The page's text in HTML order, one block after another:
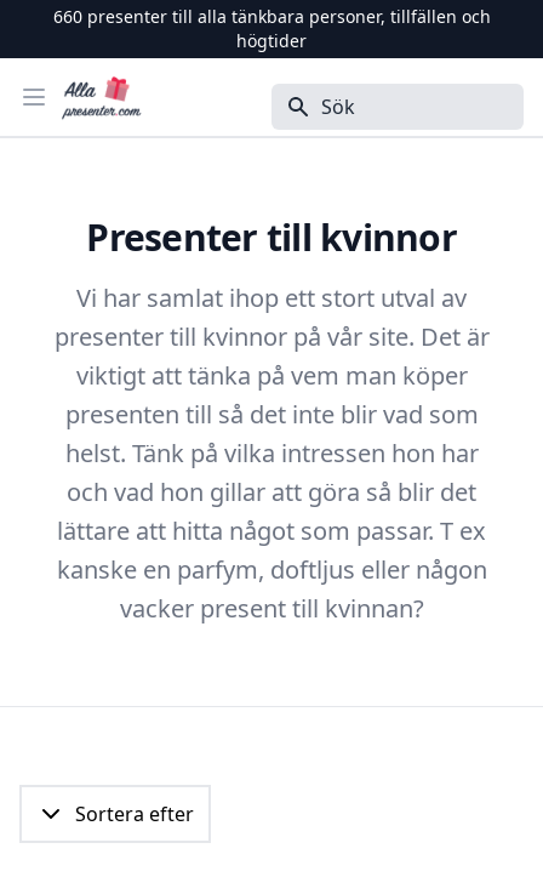
660presenter till alla tänkbara personer, tillfällen och
högtider
Öppna menyn
Alla Presenter Sök
Presenter till kvinnor
Vi har samlat ihop ett stort utval av
presenter till kvinnor på vår site. Det är
viktigt att tänka på vem man köper
presenten till så det inte blir vad som
helst. Tänk på vilka intressen hon har
och vad hon gillar att göra så blir det
lättare att hitta något som passar. T ex
kanske en parfym, doftljus eller någon
vacker present till kvinnan?
Sortera efter